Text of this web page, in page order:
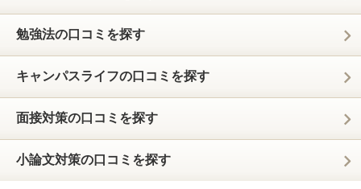
勉強法の口コミを探す
キャンパスライフの口コミを探す
面接対策の口コミを探す
小論文対策の口コミを探す